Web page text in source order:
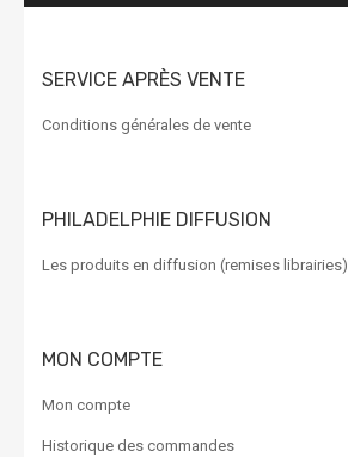
SERVICE APRÈS VENTE
Conditions générales de vente
PHILADELPHIE DIFFUSION
Les produits en diffusion (remises librairies)
MON COMPTE
Mon compte
Historique des commandes